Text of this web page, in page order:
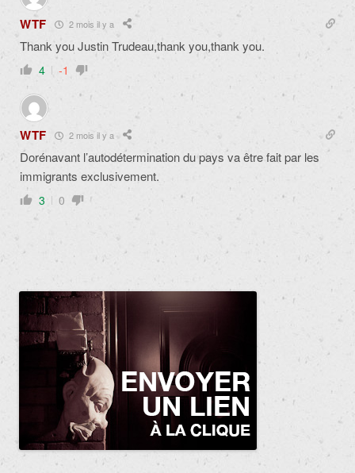
WTF 2 mois il y a
Thank you Justin Trudeau,thank you,thank you.
4 -1
WTF 2 mois il y a
Dorénavant l’autodétermination du pays va être fait par les
immigrants exclusivement.
3 0